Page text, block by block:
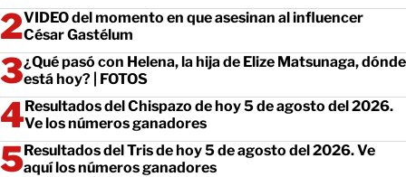
VIDEO del momento en que asesinan al influencer
César Gastélum
¿Qué pasó con Helena, la hija de Elize Matsunaga, dónde
está hoy? | FOTOS
Resultados del Chispazo de hoy 5 de agosto del 2026.
Ve los números ganadores
Resultados del Tris de hoy 5 de agosto del 2026. Ve
aquí los números ganadores